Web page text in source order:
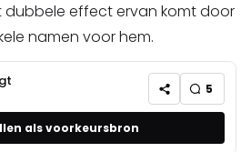
effect ervan komt door
namen voor hem.
5
als voorkeursbron